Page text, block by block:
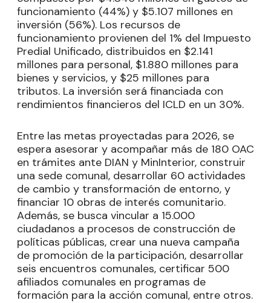
funcionamiento (44%) y $5.107 millones en
inversión (56%). Los recursos de
funcionamiento provienen del 1% del Impuesto
Predial Unificado, distribuidos en $2.141
millones para personal, $1.880 millones para
bienes y servicios, y $25 millones para
tributos. La inversión será financiada con
rendimientos financieros del ICLD en un 30%.
Entre las metas proyectadas para 2026, se
espera asesorar y acompañar más de 180 OAC
en trámites ante DIAN y MinInterior, construir
una sede comunal, desarrollar 60 actividades
de cambio y transformación de entorno, y
financiar 10 obras de interés comunitario.
Además, se busca vincular a 15.000
ciudadanos a procesos de construcción de
políticas públicas, crear una nueva campaña
de promoción de la participación, desarrollar
seis encuentros comunales, certificar 500
afiliados comunales en programas de
formación para la acción comunal, entre otros.